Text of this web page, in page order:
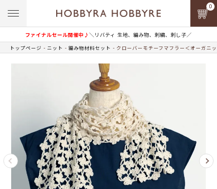
ファイナルセール開催中♪＼リバティ 生地、編み物、刺繍、刺し子／
0
トップページ ニット 編み物材料セット クローバーモチーフマフラー＜オーガニ